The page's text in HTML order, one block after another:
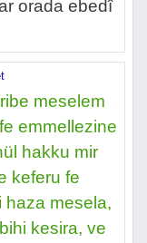
orada ebedî
meselem
emmellezine
hakku mir
keferu fe
haza mesela,
kesira, ve